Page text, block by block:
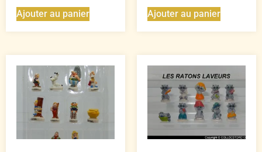
Ajouter au panier Ajouter au panier